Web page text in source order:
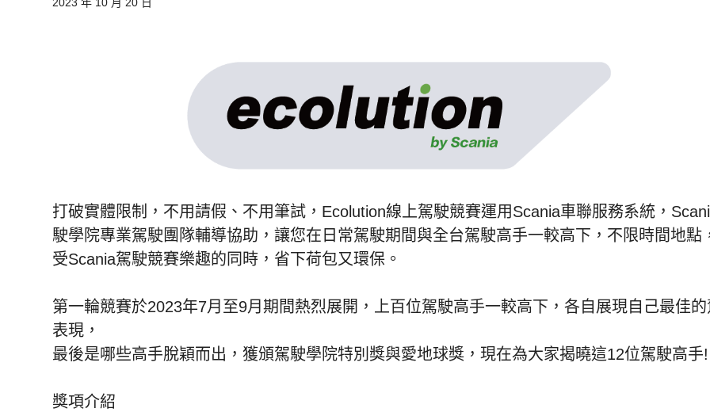
打破實體限制，不用請假、不用筆試，Ecolution線上駕駛競賽運用Scania車聯服務系統，
駛學院專業駕駛團隊輔導協助，讓您在日常駕駛期間與全台駕駛高手一較高下，不限時間地點
受Scania駕駛競賽樂趣的同時，省下荷包又環保。
第一輪競賽於2023年7月至9月期間熱烈展開，上百位駕駛高手一較高下，各自展現自己最佳的
表現，
最後是哪些高手脫穎而出，獲頒駕駛學院特別獎與愛地球獎，現在為大家揭曉這12位駕駛高手!
獎項介紹